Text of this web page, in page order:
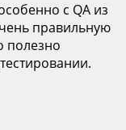
с QA из
правильную
полезно